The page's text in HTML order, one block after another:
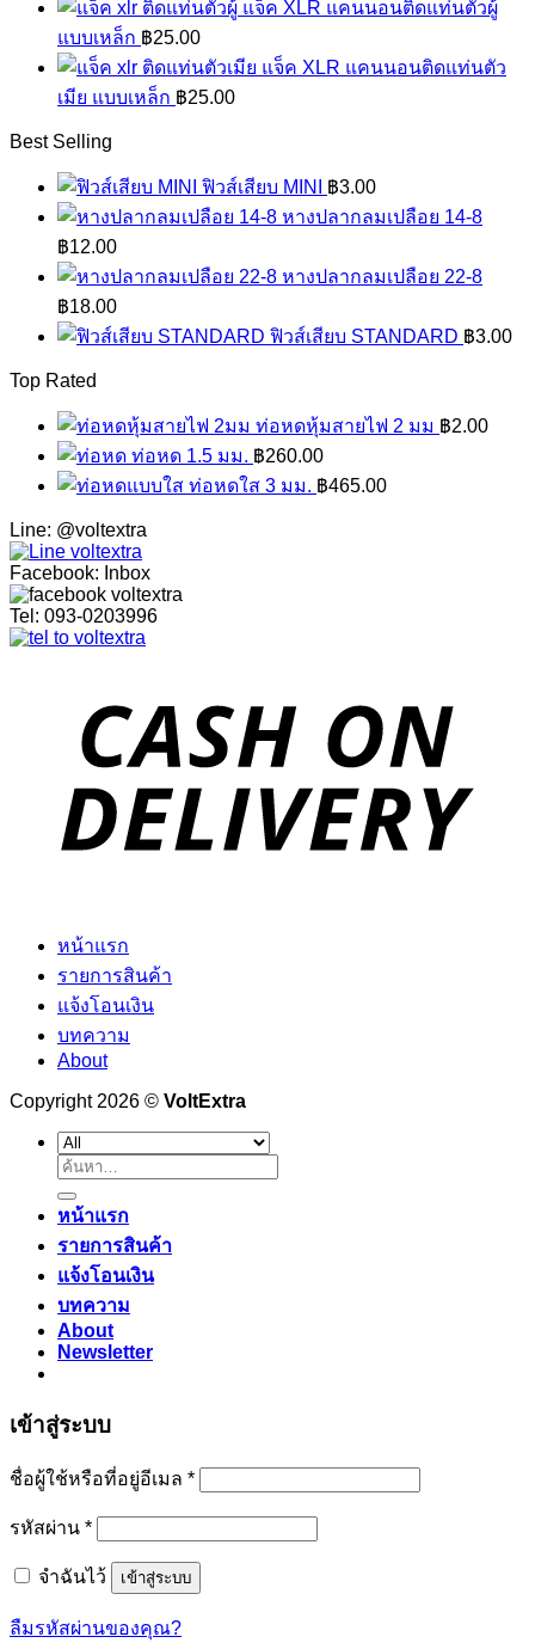
แจ็ค XLR แคนนอนติดแท่นตัวผู้
แบบเหล็ก ฿25.00
แจ็ค XLR แคนนอนติดแท่นตัว
เมีย แบบเหล็ก ฿25.00
Best Selling
ฟิวส์เสียบ MINI ฿3.00
หางปลากลมเปลือย 14-8
฿12.00
หางปลากลมเปลือย 22-8
฿18.00
ฟิวส์เสียบ STANDARD ฿3.00
Top Rated
ท่อหดหุ้มสายไฟ 2 มม ฿2.00
ท่อหด 1.5 มม. ฿260.00
ท่อหดใส 3 มม. ฿465.00
Line: @voltextra
Facebook: Inbox
Tel: 093-0203996
หน้าแรก
รายการสินค้า
แจ้งโอนเงิน
บทความ
About
Copyright 2026 © VoltExtra
ค้นหา:
หน้าแรก
รายการสินค้า
แจ้งโอนเงิน
บทความ
About
Newsletter
เข้าสู่ระบบ
ชื่อผู้ใช้หรือที่อยู่อีเมล *ต้องการ
รหัสผ่าน *ต้องการ
จำฉันไว้ เข้าสู่ระบบ
ลืมรหัสผ่านของคุณ?